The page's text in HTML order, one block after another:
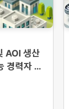
AOI 생산
경력자 우